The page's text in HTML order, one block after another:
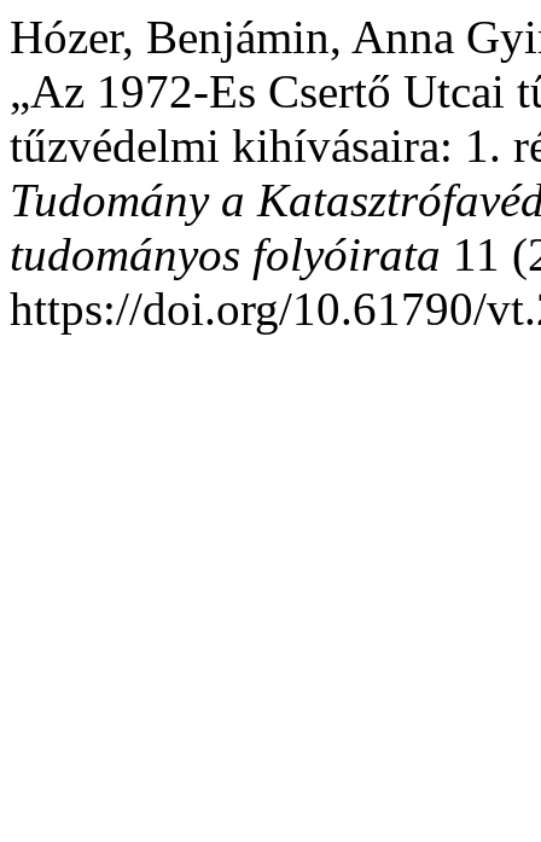
Hózer, Benjámin, Anna
„Az 1972-Es Csertő Utcai
tűzvédelmi kihívásaira: 1.
Tudomány a
tudományos folyóirata 11
https://doi.org/10.61790/